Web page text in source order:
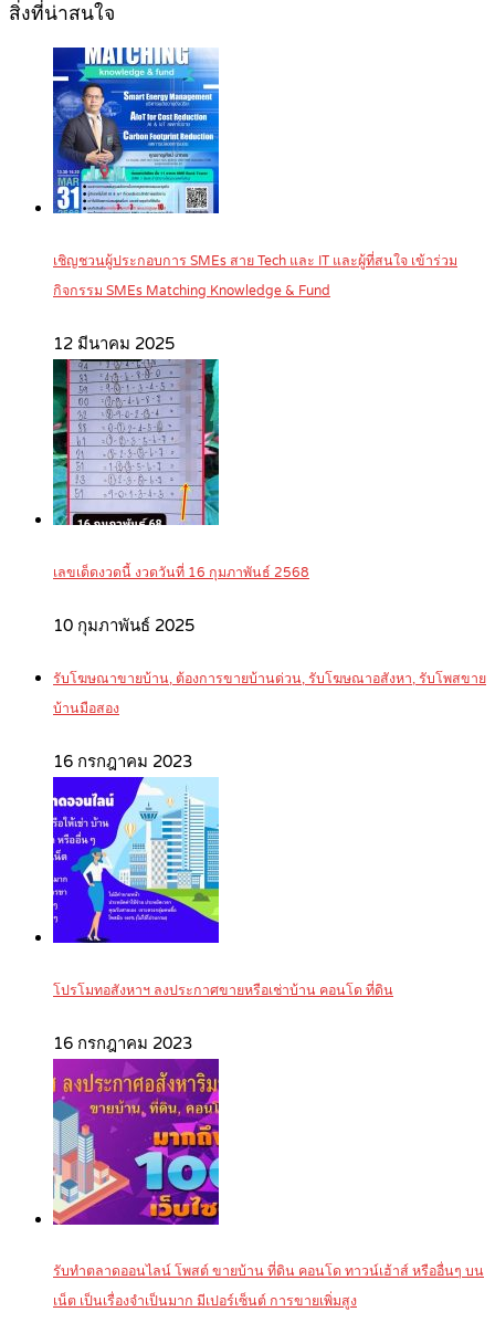
สิ่งที่น่าสนใจ
เชิญชวนผู้ประกอบการ SMEs สาย Tech และ IT และผู้ที่สนใจ เข้าร่วม
กิจกรรม SMEs Matching Knowledge & Fund
12 มีนาคม 2025
เลขเด็ดงวดนี้ งวดวันที่ 16 กุมภาพันธ์ 2568
10 กุมภาพันธ์ 2025
รับโฆษณาขายบ้าน, ต้องการขายบ้านด่วน, รับโฆษณาอสังหา, รับโพสขาย
บ้านมือสอง
16 กรกฎาคม 2023
โปรโมทอสังหาฯ ลงประกาศขายหรือเช่าบ้าน คอนโด ที่ดิน
16 กรกฎาคม 2023
รับทำตลาดออนไลน์ โพสต์ ขายบ้าน ที่ดิน คอนโด ทาวน์เฮ้าส์ หรืออื่นๆ บน
เน็ต เป็นเรื่องจำเป็นมาก มีเปอร์เซ็นต์ การขายเพิ่มสูง